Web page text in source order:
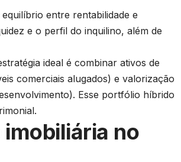
entre rentabilidade e
e o perfil do inquilino, além de
ideal é combinar ativos de
comerciais alugados) e valorização
Esse portfólio híbrido
no